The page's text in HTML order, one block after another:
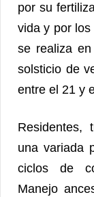
por su
vida y por
se realiza
solsticio de
entre el 21 y
Residentes,
una variada
ciclos de
Manejo